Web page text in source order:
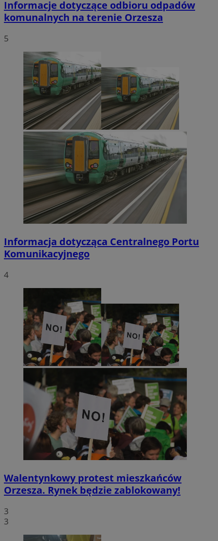
Informacje dotyczące odbioru odpadów
komunalnych na terenie Orzesza
5
Informacja dotycząca Centralnego Portu
Komunikacyjnego
4
Walentynkowy protest mieszkańców
Orzesza. Rynek będzie zablokowany!
3
3